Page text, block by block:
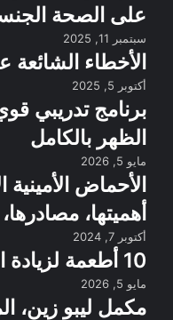
على الصحة
سبتمبر 11, 2025
الأخطاء
أكتوبر 5, 2025
برنامج تدريبي
الظهر بالكامل
مايو 5, 2026
أهميتها،
أكتوبر 7, 2024
10 أطعمة لزيادة الطاقة أثناء التدريب
مايو 5, 2026
مكمل ليبو زين،